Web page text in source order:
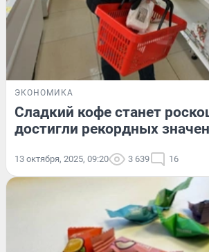
ЭКОНОМИКА
Сладкий кофе станет
достигли рекордных
13 октября, 2025, 09:20 3 639 16